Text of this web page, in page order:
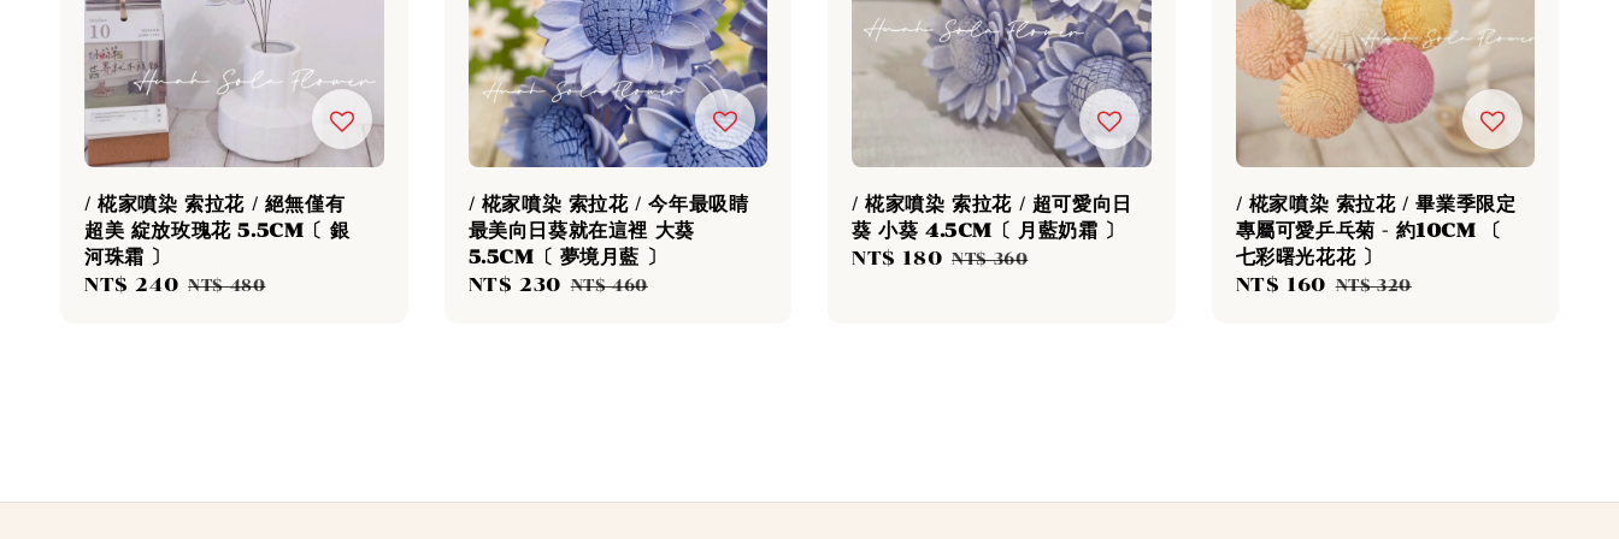
/ 椛家噴染 索拉花 / 絕無僅有
超美 綻放玫瑰花 5.5CM〔 銀
河珠霜 〕
Sale
NT$ 240 Regular
NT$ 480
/ 椛家噴染 索拉花 / 今年最吸睛
最美向日葵就在這裡 大葵
5.5CM〔 夢境月藍 〕
Sale
NT$ 230 Regular
NT$ 460
/ 椛家噴染 索拉花 / 超可愛向日
葵 小葵 4.5CM〔 月藍奶霜 〕
Sale
NT$ 180 Regular
NT$ 360
/ 椛家噴染 索拉花 / 畢業季限定
專屬可愛乒乓菊 - 約10CM 〔
七彩曙光花花 〕
Sale
NT$ 160 Regular
NT$ 320